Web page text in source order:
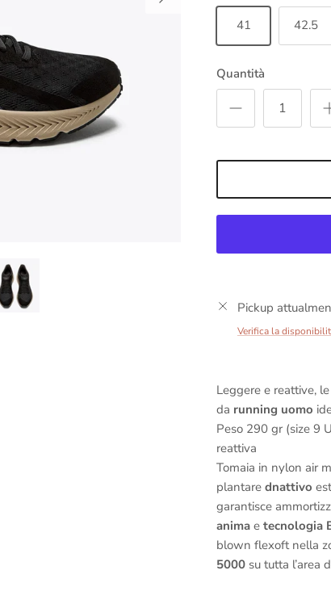
41 42.5
Quantità
Pickup
Verifica la
Leggere e reattive, le
da running uomo
Peso 290 gr (size 9
reattiva
Tomaia in nylon air
plantare dnattivo
garantisce
anima e tecnologia
blown flexoft nella
5000 su tutta l’area